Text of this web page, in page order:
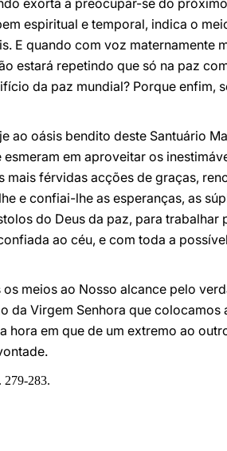
exorta a preocupar-se do
espiritual e temporal, indica o
E quando com voz maternamente
estará repetindo que só na paz
da paz mundial? Porque enfim,
ao oásis bendito deste Santuário
em aproveitar os
mais férvidas acções de graças,
e confiai-lhe as esperanças, as
do Deus da paz, para trabalhar
ao céu, e com toda a
meios ao Nosso alcance pelo
Virgem Senhora que colocamos
hora em que de um extremo ao
283.